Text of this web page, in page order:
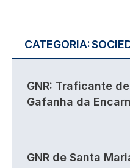
CATEGORIA:
GNR: Traficante
Gafanha da
GNR de Santa